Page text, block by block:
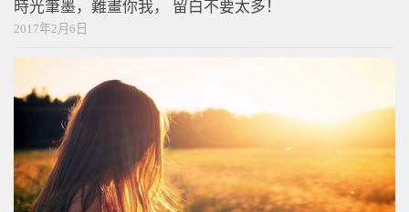
時光筆墨，難畫你我， 留白不要太多！
2017年2月6日